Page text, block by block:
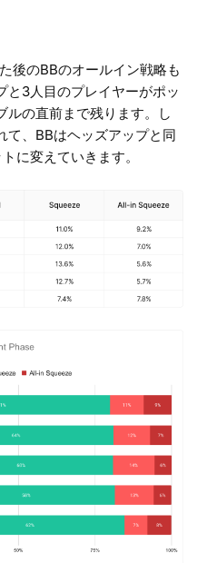
後のBBのオールイン戦略も
と3人目のプレイヤーがポッ
ルの直前まで残ります。し
て、BBはヘッズアップと同
に変えていきます。